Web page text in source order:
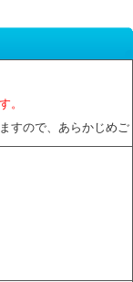
。
すので、あらかじめご